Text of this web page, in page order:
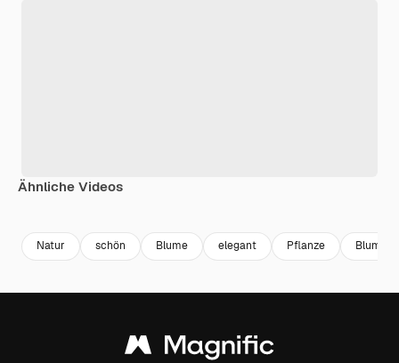
Ähnliche Videos
Natur schön Blume elegant Pflanze Blumen